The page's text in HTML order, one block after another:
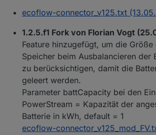
    $("tibberlink.*
.Homes.
log("TibberID gefunden und
    })
$(ConfigData.statesPrefix +
        if (getState(id).val > 0) {
            batSocID = id
log("batSocID gefunden
        }
    })
ecoflow-connector_v125.txt
1.2.5.f1 Fork von Florian Vogt
Feature hinzugefügt, um die
Speicher beim Ausbalancieren der
zu berücksichtigen, damit die
geleert werden.
Parameter battCapacity bei den
PowerStream = Kapazität der
Batterie in kWh, default = 1
ecoflow-